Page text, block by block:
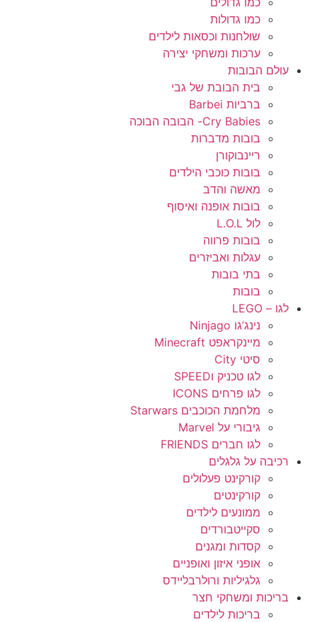
כמו גדולות
שולחנות וכסאות לילדים
ערכות ומשחקי יצירה
עולם הבובות
בית הבובת של גבי
ברביות Barbei
Cry Babies- הבובה הבוכה
בובות מדברות
ריינבוקורן
בובות כוכבי הילדים
מאשה והדב
בובות אופנה ואיסוף
לול L.O.L
בובות פרווה
עגלות ואביזרים
בתי בובות
בובות
לגו – LEGO
נינג’גו Ninjago
מיינקראפט Minecraft
סיטי City
לגו טכניק וSPEED
לגו פרחים ICONS
מלחמת הכוכבים Starwars
גיבורי על Marvel
לגו חברים FRIENDS
רכיבה על גלגלים
קורקינט פעלולים
קורקינטים
ממונעים לילדים
סקייטבורדים
קסדות ומגנים
אופני איזון ואופניים
גלגיליות ורולרבליידס
בריכות ומשחקי חצר
בריכות לילדים